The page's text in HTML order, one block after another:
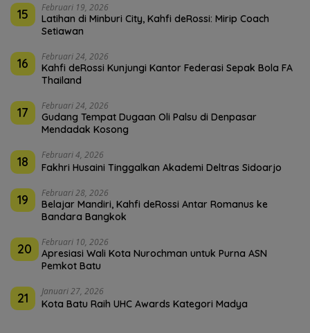
15 Februari 19, 2026
Latihan di Minburi City, Kahfi deRossi: Mirip Coach
Setiawan
16 Februari 24, 2026
Kahfi deRossi Kunjungi Kantor Federasi Sepak Bola FA
Thailand
17 Februari 24, 2026
Gudang Tempat Dugaan Oli Palsu di Denpasar
Mendadak Kosong
18 Februari 4, 2026
Fakhri Husaini Tinggalkan Akademi Deltras Sidoarjo
19 Februari 28, 2026
Belajar Mandiri, Kahfi deRossi Antar Romanus ke
Bandara Bangkok
20 Februari 10, 2026
Apresiasi Wali Kota Nurochman untuk Purna ASN
Pemkot Batu
21 Januari 27, 2026
Kota Batu Raih UHC Awards Kategori Madya